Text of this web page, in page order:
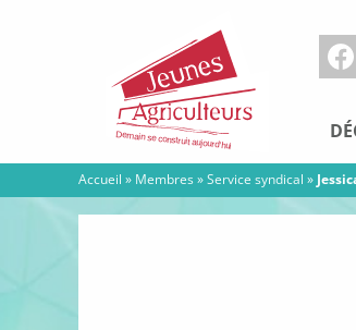
Agriculteurs
Accueil » Membres»Service syndical »